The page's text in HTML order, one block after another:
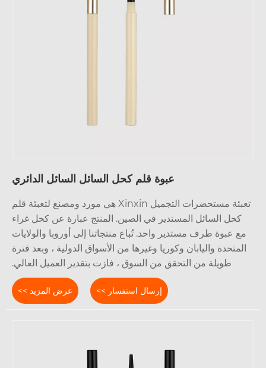
عبوة قلم كحل السائل السائل الدائري
تعبئة مستحضرات التجميل Xinxin هي مورد ومصنع لتعبئة قلم
كحل السائل المستدير في الصين. المنتج عبارة عن كحل غراء
عبوة طرف مستدير واحد. تُباع منتجاتنا إلى أوروبا والولايات
واليابان وكوريا وغيرها من الأسواق الدولية ، وبعد فترة
طويلة من التحقق من السوق ، فازت بتقدير العميل العالي.
عرض المزيد >> إرسال استفسار >>